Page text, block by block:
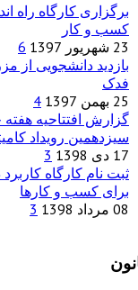
برگزاری کارگاه راه
کسب و کار
23 شهریور 1397
6
بازدید دانشجویی از
فدک
25 بهمن 1397
4
گزارش افتتاحیه هفته
سیزدهمین رویداد
17 دی 1398
3
ثبت نام کارگاه
برای کسب و کارها
08 مرداد 1398
3